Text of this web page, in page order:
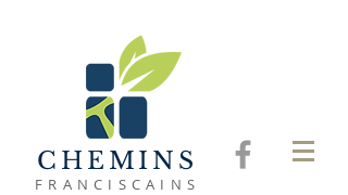
CHEMINS
FRANCISCAINS